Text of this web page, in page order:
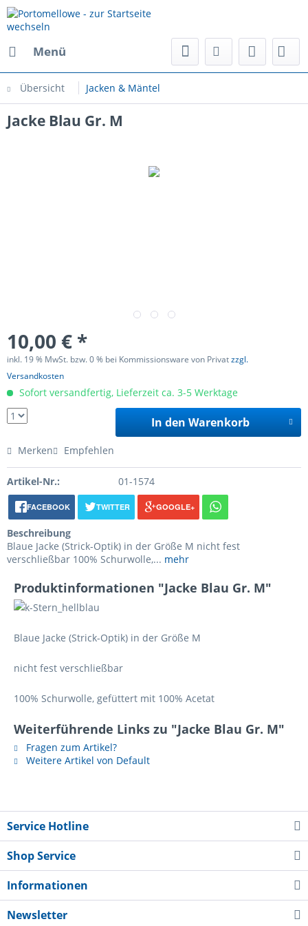
Menü
Übersicht Jacken & Mäntel
Jacke Blau Gr. M
10,00 € *
inkl. 19 % MwSt. bzw. 0 % bei Kommissionsware von Privatzzgl.
Versandkosten
Sofort versandfertig, Lieferzeit ca. 3-5 Werktage
In den Warenkorb
Merken Empfehlen
Artikel-Nr.: 01-1574
FACEBOOK TWITTER GOOGLE+
Beschreibung
Blaue Jacke (Strick-Optik) in der Größe M nicht fest
verschließbar 100% Schurwolle,... mehr
Produktinformationen "Jacke Blau Gr. M"
Blaue Jacke (Strick-Optik) in der Größe M
nicht fest verschließbar
100% Schurwolle, gefüttert mit 100% Acetat
Weiterführende Links zu "Jacke Blau Gr. M"
Fragen zum Artikel?
Weitere Artikel von Default
Service Hotline
Shop Service
Informationen
Newsletter